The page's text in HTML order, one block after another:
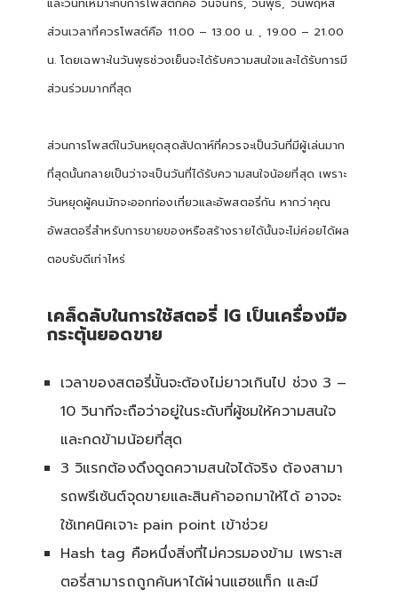
ส่วนเวลาที่ควรโพสต์คือ 11.00 – 13.00 น. , 19.00 – 21.00
น. โดยเฉพาะในวันพุธช่วงเย็นจะได้รับความสนใจและได้รับการมี
ส่วนร่วมมากที่สุด
ส่วนการโพสต์ในวันหยุดสุดสัปดาห์ที่ควรจะเป็นวันที่มีผู้เล่นมาก
ที่สุดนั้นกลายเป็นว่าจะเป็นวันที่ได้รับความสนใจน้อยที่สุด เพราะ
วันหยุดผู้คนมักจะออกท่องเที่ยวและอัพสตอรี่กัน หากว่าคุณ
อัพสตอรี่สำหรับการขายของหรือสร้างรายได้นั้นจะไม่ค่อยได้ผล
ตอบรับดีเท่าไหร่
เคล็ดลับในการใช้สตอรี่ IG เป็นเครื่องมือ
กระตุ้นยอดขาย
เวลาของสตอรี่นั้นจะต้องไม่ยาวเกินไป ช่วง 3 –
10 วินาทีจะถือว่าอยู่ในระดับที่ผู้ชมให้ความสนใจ
และกดข้ามน้อยที่สุด
3 วิแรกต้องดึงดูดความสนใจได้จริง ต้องสามา
รถพรีเซ้นต์จุดขายและสินค้าออกมาให้ได้ อาจจะ
ใช้เทคนิคเจาะ pain point เข้าช่วย
Hash tag คือหนึ่งสิ่งที่ไม่ควรมองข้าม เพราะส
ตอรี่สามารถถูกค้นหาได้ผ่านแฮชแท็ก และมี